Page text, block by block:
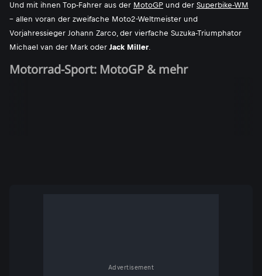
Und mit ihnen Top-Fahrer aus der MotoGP und der Superbike-WM
- allen voran der zweifache Moto2-Weltmeister und
Vorjahressieger Johann Zarco, der vierfache Suzuka-Triumphator
Michael van der Mark oder Jack Miller.
Motorrad-Sport: MotoGP & mehr
Advertisement